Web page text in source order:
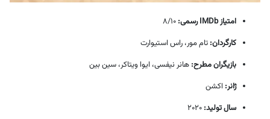
امتیاز IMDb رسمی:
کارگردان: تام مور، راس استیوارت
بازیگران مطرح: هانر نیفسی، ایوا ویتاکر، سین بین
ژانر: اکشن
سال تولید: